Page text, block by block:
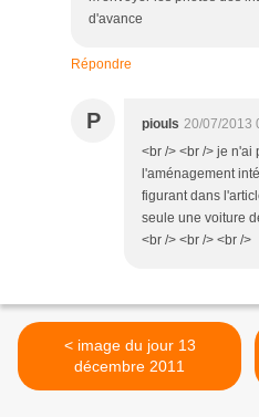
d'avance
Répondre
P piouls 20/07/2013
<br /> <br /> je n'ai
l'aménagement
figurant dans
seule une voiture
<br /> <br /> <br />
< image du jour 13
décembre 2011